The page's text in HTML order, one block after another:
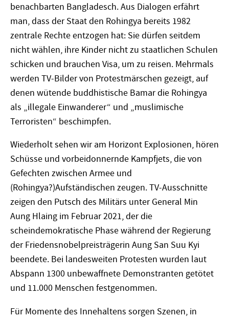
benachbarten Bangladesch. Aus Dialogen erfährt
man, dass der Staat den Rohingya bereits 1982
zentrale Rechte entzogen hat: Sie dürfen seitdem
nicht wählen, ihre Kinder nicht zu staatlichen Schulen
schicken und brauchen Visa, um zu reisen. Mehrmals
werden TV-Bilder von Protestmärschen gezeigt, auf
denen wütende buddhistische Bamar die Rohingya
als „illegale Einwanderer“ und „muslimische
Terroristen“ beschimpfen.
Wiederholt sehen wir am Horizont Explosionen, hören
Schüsse und vorbeidonnernde Kampfjets, die von
Gefechten zwischen Armee und
(Rohingya?)Aufständischen zeugen. TV-Ausschnitte
zeigen den Putsch des Militärs unter General Min
Aung Hlaing im Februar 2021, der die
scheindemokratische Phase während der Regierung
der Friedensnobelpreisträgerin Aung San Suu Kyi
beendete. Bei landesweiten Protesten wurden laut
Abspann 1300 unbewaffnete Demonstranten getötet
und 11.000 Menschen festgenommen.
Für Momente des Innehaltens sorgen Szenen, in